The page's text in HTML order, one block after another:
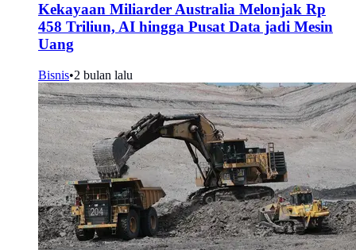
Kekayaan Miliarder Australia Melonjak Rp
458 Triliun, AI hingga Pusat Data jadi Mesin
Uang
Bisnis•2 bulan lalu